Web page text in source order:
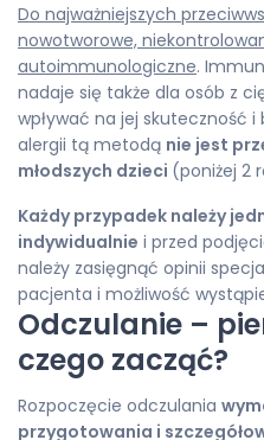
Do najważniejszych
nowotworowe,
autoimmunologiczne.
nadaje się także dla osób z
wpływać na jej skuteczność
alergii tą metodą nie jest
młodszych dzieci (poniżej 2
Każdy przypadek należy
indywidualnie i przed
należy zasięgnąć opinii
pacjenta i możliwość
Odczulanie –
czego zacząć?
Rozpoczęcie odczulania
przygotowania i